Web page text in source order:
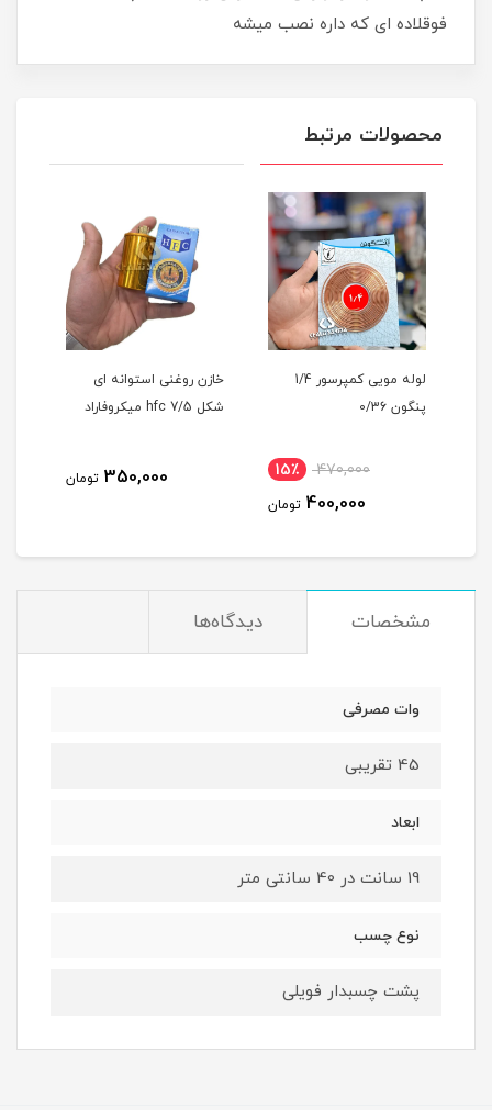
فوقلاده ای که داره نصب میشه
محصولات مرتبط
لوله مویی کمپرسور 1/4
پنگون 0/36
470,000 15٪
400,000 تومان
خازن روغنی استوانه ای
شکل hfc 7/5 میکروفاراد
350,000 تومان
مشخصات دیدگاه‌ها
وات مصرفی
45 تقریبی
ابعاد
19 سانت در 40 سانتی متر
نوع چسب
پشت چسبدار فویلی